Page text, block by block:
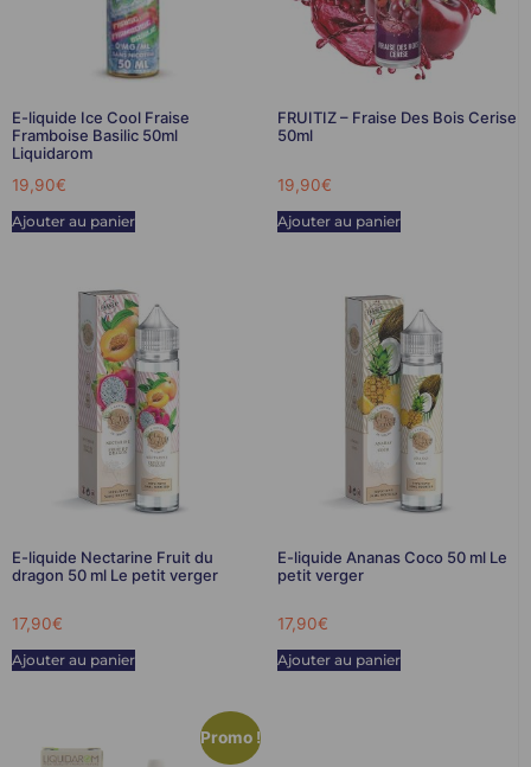
E-liquide Ice Cool Fraise
Framboise Basilic 50ml
Liquidarom
19,90€
Ajouter au panier
FRUITIZ – Fraise Des Bois Cerise
50ml
19,90€
Ajouter au panier
E-liquide Nectarine Fruit du
dragon 50 ml Le petit verger
17,90€
Ajouter au panier
E-liquide Ananas Coco 50 ml Le
petit verger
17,90€
Ajouter au panier
Promo !